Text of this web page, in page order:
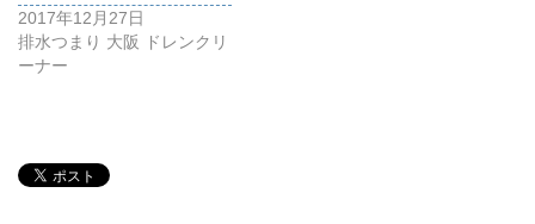
2017年12月27日
排水つまり 大阪 ドレンクリ
ーナー